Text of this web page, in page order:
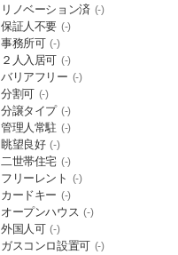
リノベーション済 (-)
保証人不要 (-)
事務所可 (-)
２人入居可 (-)
バリアフリー (-)
分割可 (-)
分譲タイプ (-)
管理人常駐 (-)
眺望良好 (-)
二世帯住宅 (-)
フリーレント (-)
カードキー (-)
オープンハウス (-)
外国人可 (-)
ガスコンロ設置可 (-)